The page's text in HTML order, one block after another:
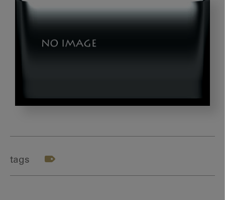
田
生-
テ
tags